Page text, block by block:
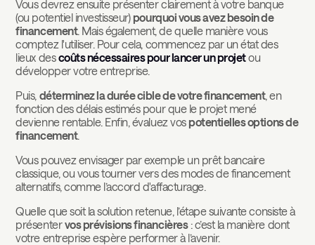
Vous devrez ensuite présenter clairement à votre banque
(ou potentiel investisseur) pourquoi vous avez besoin de
financement. Mais également, de quelle manière vous
comptez l'utiliser. Pour cela, commencez par un état des
lieux descoûts nécessaires pour lancer un projetou
développer votre entreprise.
Puis, déterminez la durée cible de votre financement, en
fonction des délais estimés pour que le projet mené
devienne rentable. Enfin, évaluez vos potentielles options de
financement.
Vous pouvez envisager par exemple un prêt bancaire
classique, ou vous tourner vers des modes de financement
alternatifs, comme l’accord d'affacturage.
Quelle que soit la solution retenue, l’étape suivante consiste à
présentervos prévisions financières: c’est la manière dont
votre entreprise espère performer à l’avenir.